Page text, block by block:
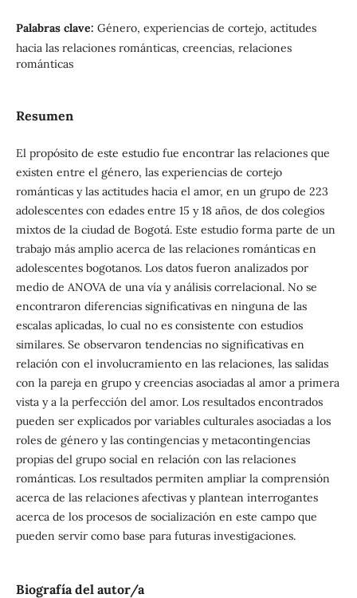
Palabras clave: Género, experiencias de cortejo, actitudes
hacia las relaciones románticas, creencias, relaciones
románticas
Resumen
El propósito de este estudio fue encontrar las relaciones que
existen entre el género, las experiencias de cortejo
románticas y las actitudes hacia el amor, en un grupo de 223
adolescentes con edades entre 15 y 18 años, de dos colegios
mixtos de la ciudad de Bogotá. Este estudio forma parte de un
trabajo más amplio acerca de las relaciones románticas en
adolescentes bogotanos. Los datos fueron analizados por
medio de ANOVA de una vía y análisis correlacional. No se
encontraron diferencias significativas en ninguna de las
escalas aplicadas, lo cual no es consistente con estudios
similares. Se observaron tendencias no significativas en
relación con el involucramiento en las relaciones, las salidas
con la pareja en grupo y creencias asociadas al amor a primera
vista y a la perfección del amor. Los resultados encontrados
pueden ser explicados por variables culturales asociadas a los
roles de género y las contingencias y metacontingencias
propias del grupo social en relación con las relaciones
románticas. Los resultados permiten ampliar la comprensión
acerca de las relaciones afectivas y plantean interrogantes
acerca de los procesos de socialización en este campo que
pueden servir como base para futuras investigaciones.
Biografía del autor/a